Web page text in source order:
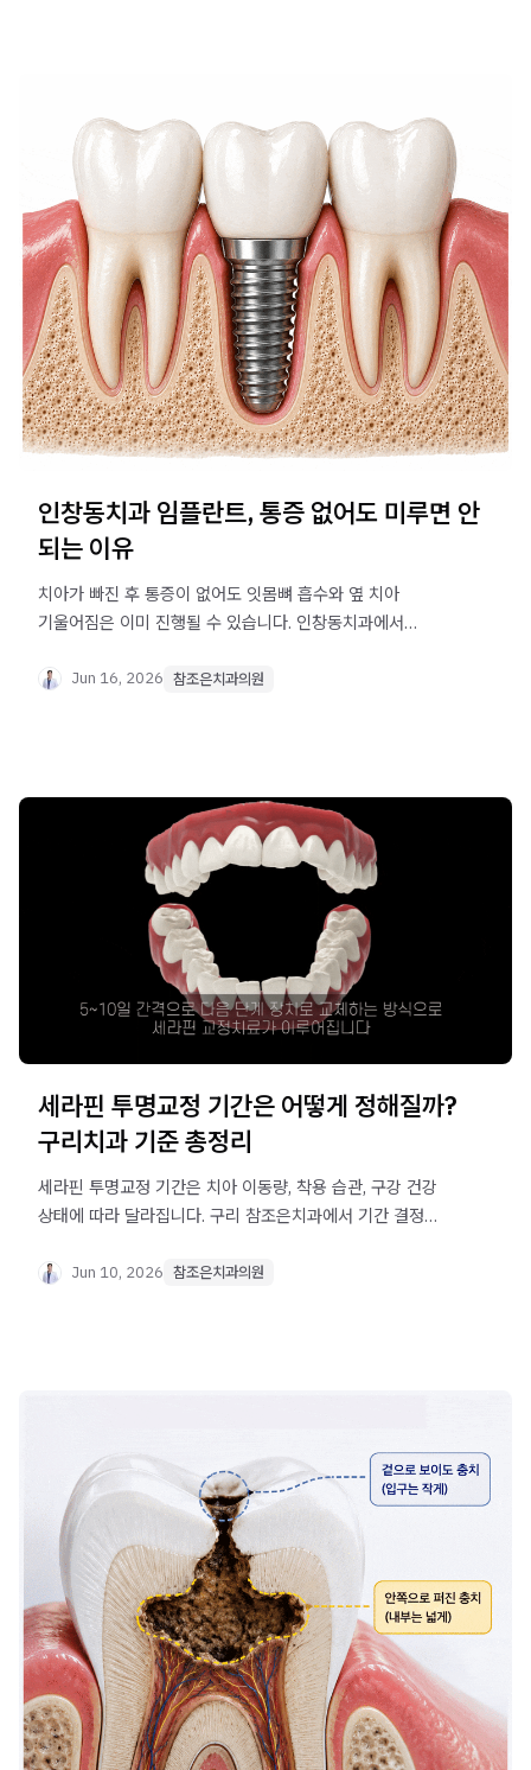
인창동치과 임플란트, 통증 없어도 미루면 안
되는 이유
치아가 빠진 후 통증이 없어도 잇몸뼈 흡수와 옆 치아
기울어짐은 이미 진행될 수 있습니다. 인창동치과에서
안내합니다.
Jun 16, 2026 참조은치과의원
세라핀 투명교정 기간은 어떻게 정해질까?
구리치과 기준 총정리
세라핀 투명교정 기간은 치아 이동량, 착용 습관, 구강 건강
상태에 따라 달라집니다. 구리 참조은치과에서 기간 결정
Jun 10, 2026 참조은치과의원